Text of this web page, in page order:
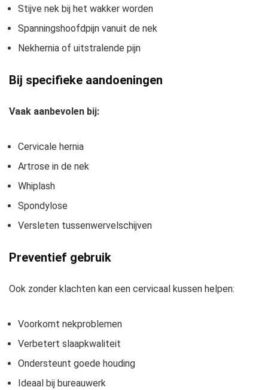
Stijve nek bij het wakker worden
Spanningshoofdpijn vanuit de nek
Nekhernia of uitstralende pijn
Bij specifieke aandoeningen
Vaak aanbevolen bij:
Cervicale hernia
Artrose in de nek
Whiplash
Spondylose
Versleten tussenwervelschijven
Preventief gebruik
Ook zonder klachten kan een cervicaal kussen helpen:
Voorkomt nekproblemen
Verbetert slaapkwaliteit
Ondersteunt goede houding
Ideaal bij bureauwerk